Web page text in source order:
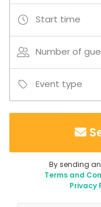
mahdolliset
8 m). Portti on
Avaimet
toimitusta
Lisäjärjestelyistä
Peruutukset tulee
Myöhästyneistä
peruutuksista
hinnan.
Start time
Number of
Event type
By sending
Terms and
Privacy